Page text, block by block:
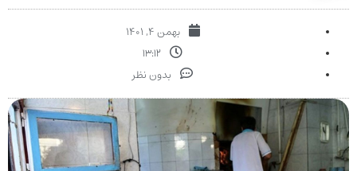
بهمن ۴, ۱۴۰۱
۱۳:۱۲
بدون نظر